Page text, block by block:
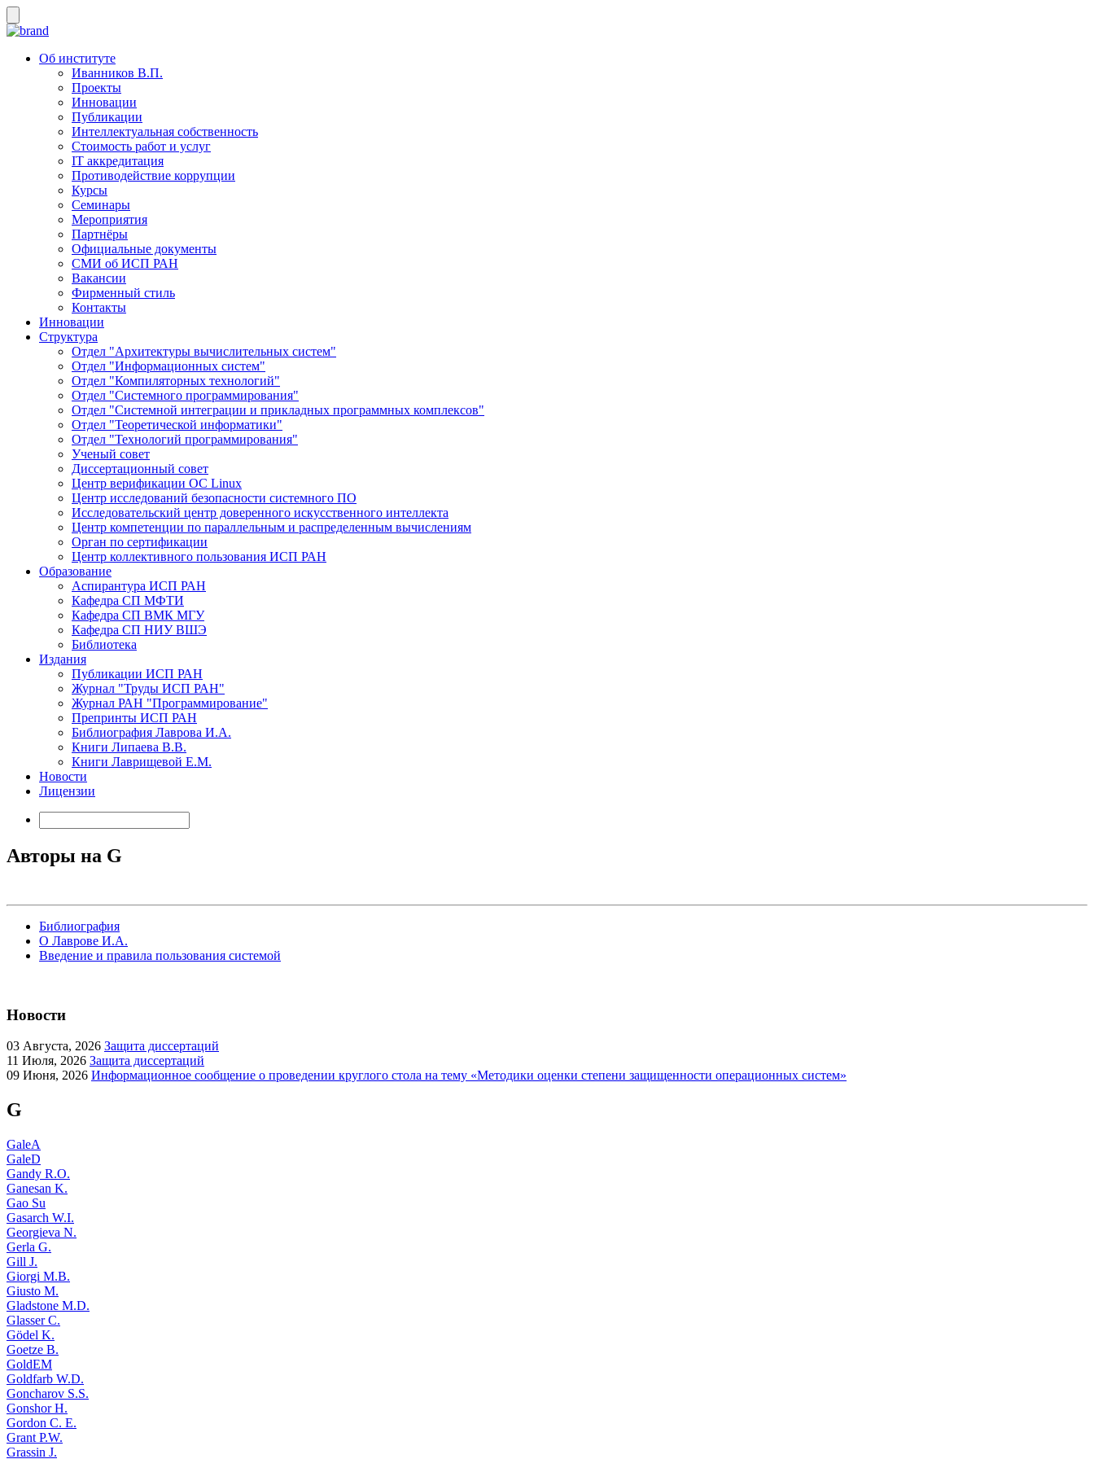
Об институте
Иванников В.П.
Проекты
Инновации
Публикации
Интеллектуальная собственность
Стоимость работ и услуг
IT аккредитация
Противодействие коррупции
Курсы
Семинары
Мероприятия
Партнёры
Официальные документы
СМИ об ИСП РАН
Вакансии
Фирменный стиль
Контакты
Инновации
Структура
Отдел "Архитектуры вычислительных систем"
Отдел "Информационных систем"
Отдел "Компиляторных технологий"
Отдел "Системного программирования"
Отдел "Системной интеграции и прикладных программных комплексов"
Отдел "Теоретической информатики"
Отдел "Технологий программирования"
Ученый совет
Диссертационный совет
Центр верификации ОС Linux
Центр исследований безопасности системного ПО
Исследовательский центр доверенного искусственного интеллекта
Центр компетенции по параллельным и распределенным вычислениям
Орган по сертификации
Центр коллективного пользования ИСП РАН
Образование
Аспирантура ИСП РАН
Кафедра СП МФТИ
Кафедра СП ВМК МГУ
Кафедра СП НИУ ВШЭ
Библиотека
Издания
Публикации ИСП РАН
Журнал "Труды ИСП РАН"
Журнал РАН "Программирование"
Препринты ИСП РАН
Библиография Лаврова И.А.
Книги Липаева В.В.
Книги Лаврищевой Е.М.
Новости
Лицензии
Авторы на G
Библиография
О Лаврове И.А.
Введение и правила пользования системой
Новости
03 Августа, 2026 Защита диссертаций
11 Июля, 2026 Защита диссертаций
09 Июня, 2026 Информационное сообщение о проведении круглого стола на тему «Методики оценки степени защищенности операционных систем»
G
GaleA
GaleD
Gandy R.O.
Ganesan K.
Gao Su
Gasarch W.I.
Georgieva N.
Gerla G.
Gill J.
Giorgi M.B.
Giusto M.
Gladstone M.D.
Glasser C.
Gödel K.
Goetze B.
GoldEM
Goldfarb W.D.
Goncharov S.S.
Gonshor H.
Gordon C. E.
Grant P.W.
Grassin J.